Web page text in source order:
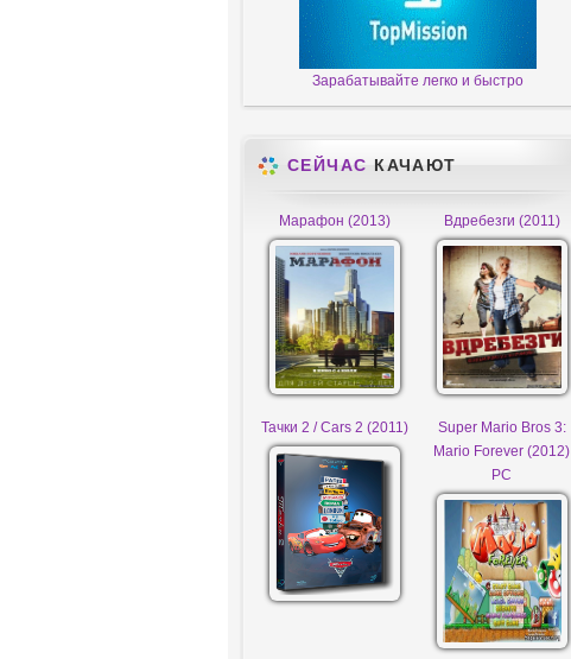
Зарабатывайте легко и быстро
СЕЙЧАС КАЧАЮТ
Марафон (2013) Вдребезги (2011)
Тачки 2 / Cars 2 (2011)
Super Mario Bros 3:
Mario Forever (2012)
PC